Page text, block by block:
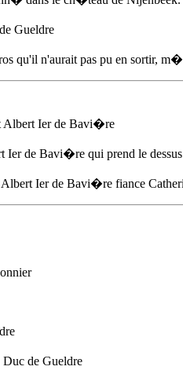
Gueldre
qu'il n'aurait pas pu en sortir,
Albert Ier de Bavi�re
Ier de Bavi�re qui prend le
Ier de Bavi�re fiance
de Gueldre